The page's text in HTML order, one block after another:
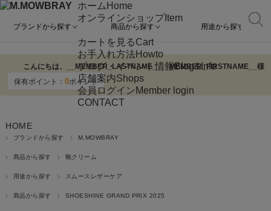
ホーム Home
オンラインショップItem
カートを見るCart
お手入れ方法Howto
ブログ・イベント情報Blog&Info
店舗案内Shops
会員ログインMember login
CONTACT
ブランドから探す 商品から探す 用途から探す
こんにちは、 __MEMBER_LASTNAME____MEMBER_FIRSTNAME__ 様
保有ポイント：0ポイント
HOME
ブランドから探す M.MOWBRAY
商品から探す 靴クリーム
用途から探す スムースレザーケア
商品から探す SHOESHINE GRAND PRIX 2025